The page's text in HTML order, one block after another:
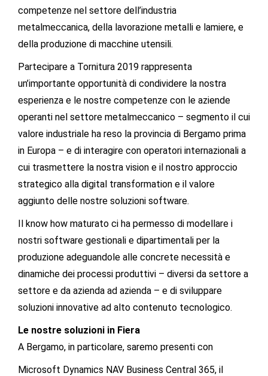
competenze nel settore dell’industria
metalmeccanica, della lavorazione metalli e lamiere, e
della produzione di macchine utensili.
Partecipare a Tornitura 2019 rappresenta
un’importante opportunità di condividere la nostra
esperienza e le nostre competenze con le aziende
operanti nel settore metalmeccanico – segmento il cui
valore industriale ha reso la provincia di Bergamo prima
in Europa – e di interagire con operatori internazionali a
cui trasmettere la nostra vision e il nostro approccio
strategico alla digital transformation e il valore
aggiunto delle nostre soluzioni software.
Il know how maturato ci ha permesso di modellare i
nostri software gestionali e dipartimentali per la
produzione adeguandole alle concrete necessità e
dinamiche dei processi produttivi – diversi da settore a
settore e da azienda ad azienda – e di sviluppare
soluzioni innovative ad alto contenuto tecnologico.
Le nostre soluzioni in Fiera
A Bergamo, in particolare, saremo presenti con
Microsoft Dynamics NAV Business Central 365, il